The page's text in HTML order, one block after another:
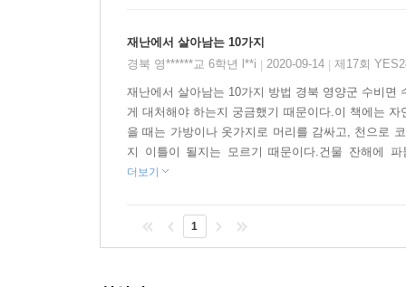
스토리는 책에서 눈을 뗄 수가 없답니다. 우리에
재미있게 읽다 보면 안전 지식이 쑥쑥 늘어요
재미있게 읽으면서 안전 생활을 저절로 익히는
대처법을 자연스럽게 알게 되지요. 재미없는 지
돼요. 현명한 어린이라면 환경을 지키고 인재를
재난에서 살아남는 10가지
경북 영******교 6학년 l**i
2020-09-14 제17회
재난에서 살아남는 10가지 방법 경북 영양군 수비
게 대처해야 하는지 궁금했기 때문이다.이 책에는
을 때는 가방이나 옷가지로 머리를 감싸고, 천으로
지 이틀이 될지는 모르기 때문이다.건물 잔해에
더보기
1